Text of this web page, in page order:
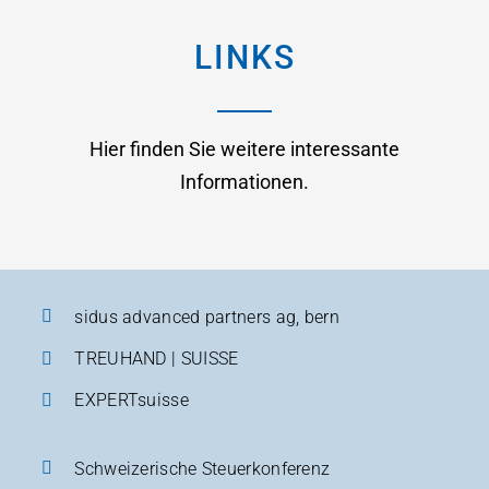
LINKS
Hier finden Sie weitere interessante
Informationen.
sidus advanced partners ag, bern
TREUHAND | SUISSE
EXPERTsuisse
Schweizerische Steuerkonferenz